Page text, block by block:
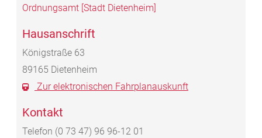
Ordnungsamt [Stadt Dietenheim]
Hausanschrift
Königstraße 63
89165 Dietenheim
Zur elektronischen Fahrplanauskunft
Kontakt
Telefon (0 73 47) 96 96-12 01